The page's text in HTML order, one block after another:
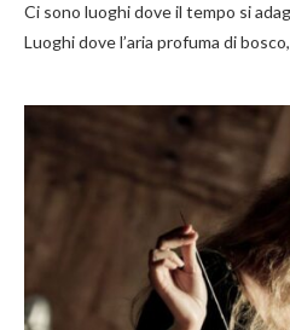
Ci sono luoghi dove il tempo si
Luoghi dove l’aria profuma di